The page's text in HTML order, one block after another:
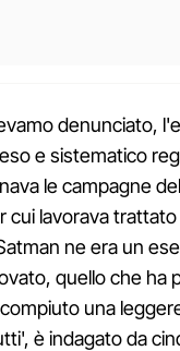
denunciato,
e sistematico
le campagne
cui lavorava
ne era un
quello che ha
una
è indagato da